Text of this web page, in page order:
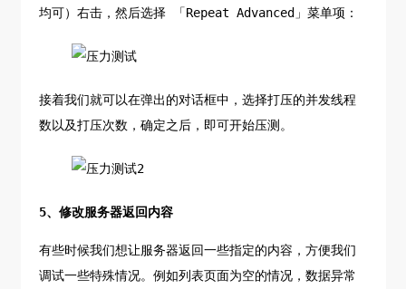
均可）右击，然后选择 「Repeat Advanced」菜单项：
接着我们就可以在弹出的对话框中，选择打压的并发线程
数以及打压次数，确定之后，即可开始压测。
5、修改服务器返回内容
有些时候我们想让服务器返回一些指定的内容，方便我们
调试一些特殊情况。例如列表页面为空的情况，数据异常